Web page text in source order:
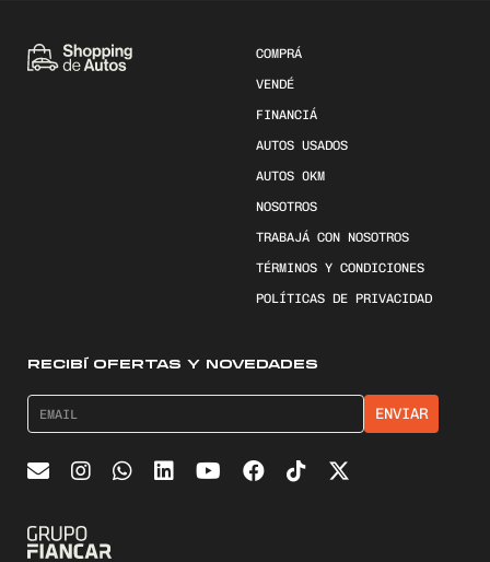
COMPRÁ
VENDÉ
FINANCIÁ
AUTOS USADOS
AUTOS 0KM
NOSOTROS
TRABAJÁ CON NOSOTROS
TÉRMINOS Y CONDICIONES
POLÍTICAS DE PRIVACIDAD
RECIBÍ OFERTAS Y NOVEDADES